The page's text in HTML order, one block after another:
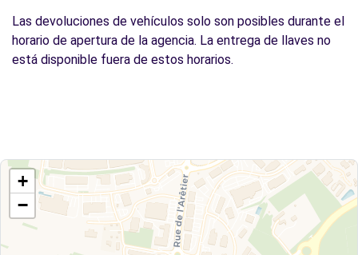
Las devoluciones de vehículos solo son posibles durante el
horario de apertura de la agencia. La entrega de llaves no
está disponible fuera de estos horarios.
+
−